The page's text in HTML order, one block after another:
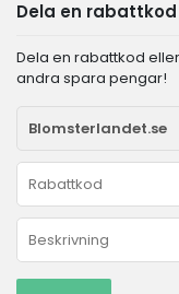
Dela en rabattkod
Dela en rabattkod
andra spara pengar!